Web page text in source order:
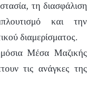
τη διασφάλιση
και την
διαμερίσματος.
Μέσα Μαζικής
τις ανάγκες της